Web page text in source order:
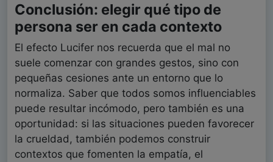
Conclusión: elegir qué tipo de
persona ser en cada contexto
El efecto Lucifer nos recuerda que el mal no
suele comenzar con grandes gestos, sino con
pequeñas cesiones ante un entorno que lo
normaliza. Saber que todos somos influenciables
puede resultar incómodo, pero también es una
oportunidad: si las situaciones pueden favorecer
la crueldad, también podemos construir
contextos que fomenten la empatía, el